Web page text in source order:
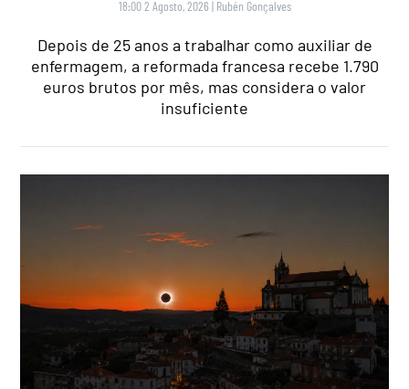
18:00 2 Agosto, 2026 | Rubén Gonçalves
Depois de 25 anos a trabalhar como auxiliar de
enfermagem, a reformada francesa recebe 1.790
euros brutos por mês, mas considera o valor
insuficiente